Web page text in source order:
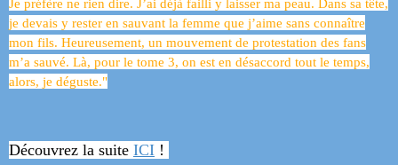
Je préfère ne rien dire. J’ai déjà failli y laisser ma peau. Dans sa tête,
je devais y rester en sauvant la femme que j’aime sans connaître
mon fils. Heureusement, un mouvement de protestation des fans
m’a sauvé. Là, pour le tome 3, on est en désaccord tout le temps,
alors, je déguste."
Découvrez la suite ICI !